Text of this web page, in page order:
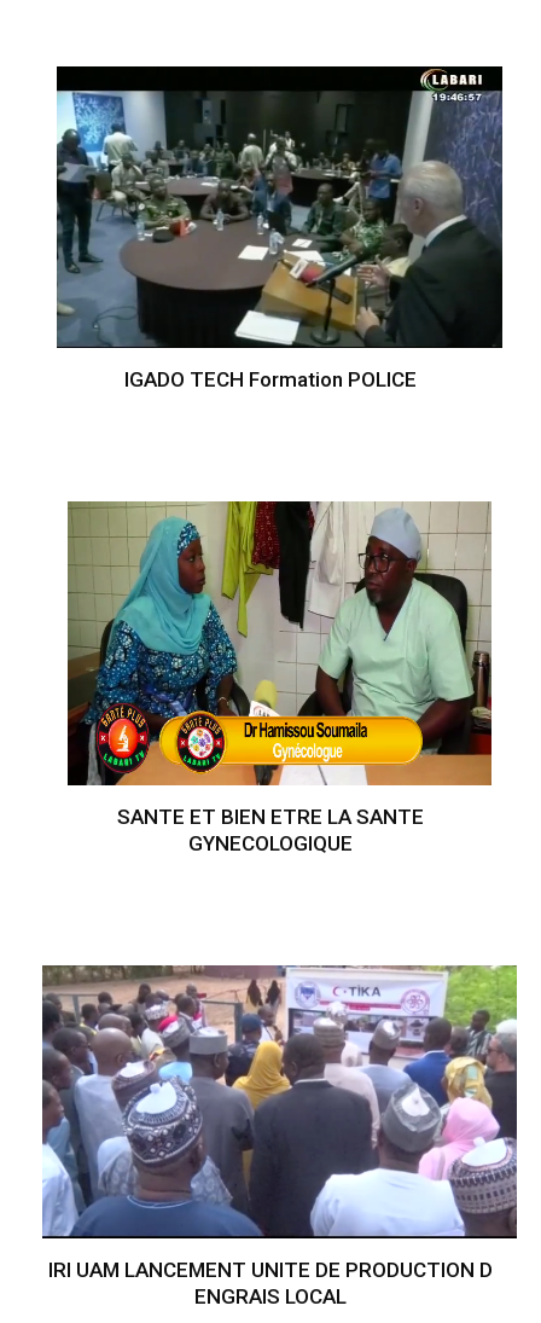
IGADO TECH Formation POLICE
SANTE ET BIEN ETRE LA SANTE
GYNECOLOGIQUE
IRI UAM LANCEMENT UNITE DE PRODUCTION D
ENGRAIS LOCAL